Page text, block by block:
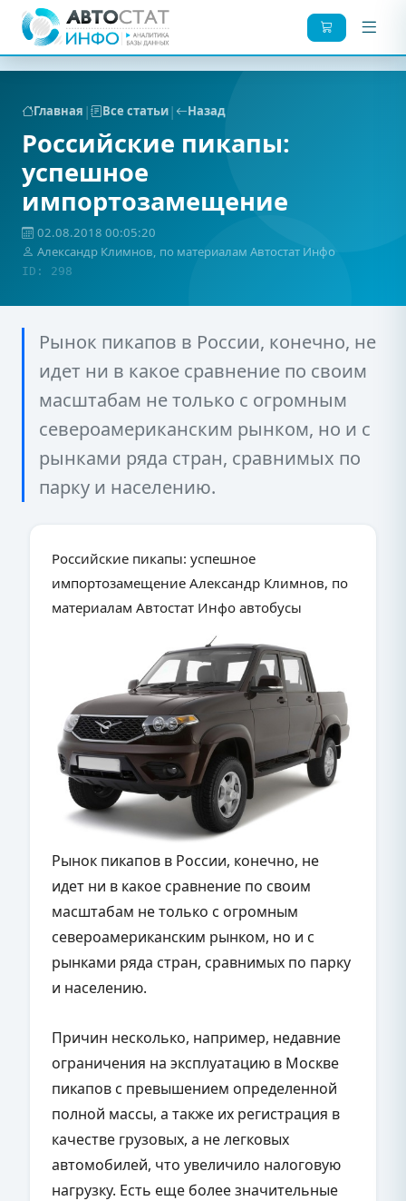
Главная | Все статьи| Назад
Российские пикапы:
успешное
импортозамещение
02.08.2018 00:05:20
Александр Климнов, по материалам Автостат Инфо
ID: 298
Рынок пикапов в России, конечно, не
идет ни в какое сравнение по своим
масштабам не только с огромным
североамериканским рынком, но и с
рынками ряда стран, сравнимых по
парку и населению.
Российские пикапы: успешное
импортозамещение Александр Климнов, по
материалам Автостат Инфо автобусы
Рынок пикапов в России, конечно, не
идет ни в какое сравнение по своим
масштабам не только с огромным
североамериканским рынком, но и с
рынками ряда стран, сравнимых по парку
и населению.
Причин несколько, например, недавние
ограничения на эксплуатацию в Москве
пикапов с превышением определенной
полной массы, а также их регистрация в
качестве грузовых, а не легковых
автомобилей, что увеличило налоговую
нагрузку. Есть еще более значительные